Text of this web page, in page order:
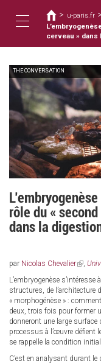
contenu
Toggle
navigation
Vous
êtes
ici
> u-paris.fr >
cerveau » dans
THE CONVERSATION
rôle du «
dans la
par Nicolas Chevalier(link
external)
,
L’embryogenèse
structures, de l’architecture
« morphogénèse » :
deux, trois fois pour former
donneront une large surface
processus à l’œuvre
se rappelle la condition
C’est en analysant durant le